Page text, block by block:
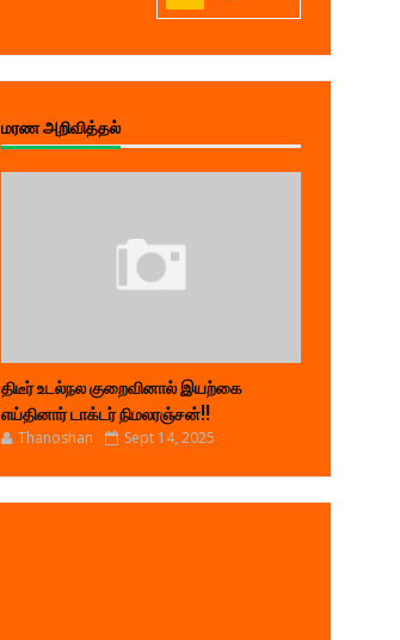
மரண அறிவித்தல்
திடீர் உடல்நல குறைவினால் இயற்கை
எய்தினார் டாக்டர் நிமலரஞ்சன்!!
Thanoshan Sept 14, 2025